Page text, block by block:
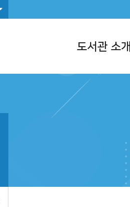
도서관 소개
도서관 사명
일반현황
도서관현황